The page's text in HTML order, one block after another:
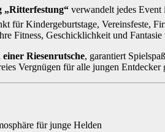
„Ritterfestung“ verwandelt jedes
für Kindergeburtstage, Vereinsfeste,
Fitness, Geschicklichkeit und Fantasie
Riesenrutsche, garantiert
Vergnügen für alle jungen Entdecker
für junge Helden